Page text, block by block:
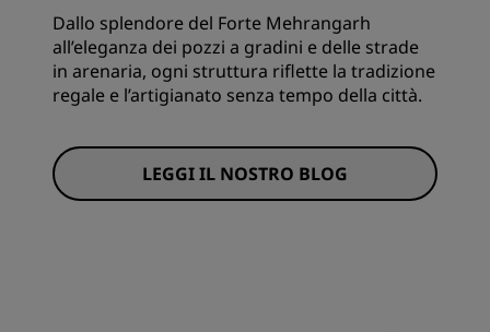
Dallo splendore del Forte Mehrangarh
all’eleganza dei pozzi a gradini e delle strade
in arenaria, ogni struttura riflette la tradizione
regale e l’artigianato senza tempo della città.
LEGGI IL NOSTRO BLOG